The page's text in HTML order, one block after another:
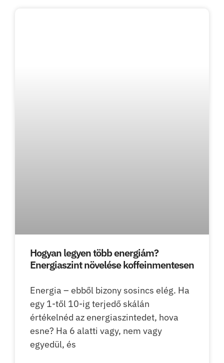
Hogyan legyen több energiám?
Energiaszint növelése koffeinmentesen
Energia – ebből bizony sosincs elég. Ha
egy 1-től 10-ig terjedő skálán
értékelnéd az energiaszintedet, hova
esne? Ha 6 alatti vagy, nem vagy
egyedül, és